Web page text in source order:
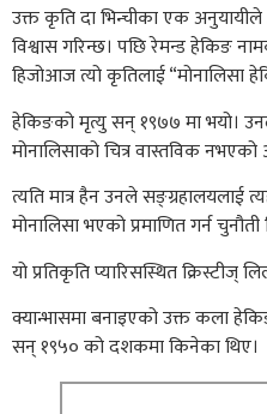
उक्त कृति दा भिन्चीका एक
विश्वास गरिन्छ। पछि रेमन्ड हेकिङ
हिजोआज त्यो कृतिलाई “मोनालिसा
हेकिङको मृत्यु सन् १९७७ मा भयो।
मोनालिसाको चित्र वास्तविक
त्यति मात्र हैन उनले सङ्ग्रहालयलाई
मोनालिसा भएको प्रमाणित गर्न
यो प्रतिकृति प्यारिसस्थित क्रिस्टीज्
क्यान्भासमा बनाइएको उक्त कला
सन् १९५० को दशकमा किनेका थिए।